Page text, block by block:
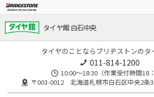
タイヤ館 白石中央
タイヤのことならブリヂストンのタ
011-814-1200
10:00～18:30（作業受付時間18：
〒003-0012 北海道札幌市白石区中央2条